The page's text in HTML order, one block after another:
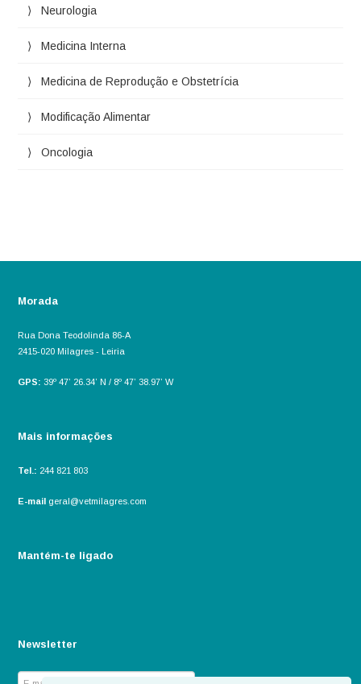
Neurologia
Medicina Interna
Medicina de Reprodução e Obstetrícia
Modificação Alimentar
Oncologia
Morada
Rua Dona Teodolinda 86-A
2415-020 Milagres - Leiria
GPS: 39º 47’ 26.34’ N / 8º 47’ 38.97’ W
Mais informações
Tel.: 244 821 803
E-mail geral@vetmilagres.com
Mantém-te ligado
Newsletter